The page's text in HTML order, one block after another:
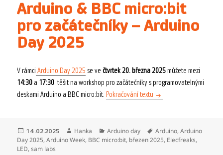
Arduino & BBC micro:bit
pro začátečníky – Arduino
Day 2025
V rámci Arduino Day 2025 se večtvrtek 20. března 2025můžete mezi
14:30 a 17:30 těšit na workshop pro začátečníky s programovatelnými
deskami Arduino a BBC micro:bit. Pokračování textu Arduino & BBC micro:bit
Publikováno:
14.02.2025 Autor:
Hanka Rubriky:
Arduino day Štítky:
Arduino,Arduino
Day 2025,Arduino Week, BBC micro:bit, březen 2025, Elecfreaks,
LED,sam labs